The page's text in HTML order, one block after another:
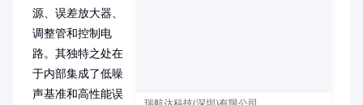
源、误差放大器、
调整管和控制电
路。其独特之处在
于内部集成了低噪
声基准和高性能误